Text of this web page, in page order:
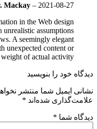
Mackay – 2021-08-27
in the Web design
unrealistic assumptions
A seemingly elegant
unexpected content or
of actual activity.
دیدگاه خود را بنویسید
نشانی ایمیل شما منتشر
علامت‌گذاری شده‌اند *
دیدگاه شما *